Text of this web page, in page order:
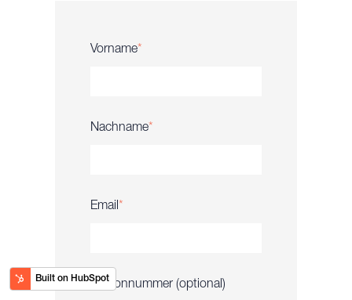
Vorname*
Nachname*
Email *
Telefonnummer (optional)